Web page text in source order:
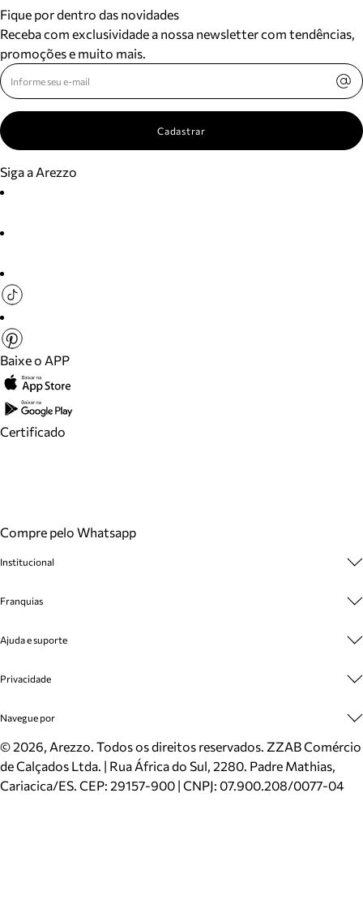
Fique por dentro das novidades
Receba com exclusividade a nossa newsletter com tendências,
promoções e muito mais.
Cadastrar
Siga a Arezzo
Baixe o APP
Certificado
Compre pelo Whatsapp
Institucional
Cashback
Venda Corporativa
Mapa do Site
Inverno
Mundo Arezzo
Franquias
Plano de Negócio
Ajuda e suporte
Cadastro
Meus Pedidos
Trocas e Devoluções
Cartão Presente
Localizador de lojas
Privacidade
Politica e Privacidade
Navegue por
Sapatos
Bolsas
Scarpins
©2026, Arezzo. Todos os direitos reservados. ZZAB Comércio
de Calçados Ltda. | Rua África do Sul, 2280. Padre Mathias,
Cariacica/ES. CEP: 29157-900 | CNPJ: 07.900.208/0077-04